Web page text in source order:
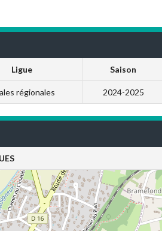
Ligue Saison
régionales 2024-2025